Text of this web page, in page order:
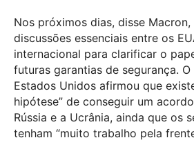
Nos próximos dias, disse
discussões essenciais entre os
internacional para clarificar o
futuras garantias de segurança.
Estados Unidos afirmou que
hipótese” de conseguir um
Rússia e a Ucrânia, ainda que os
tenham “muito trabalho pela